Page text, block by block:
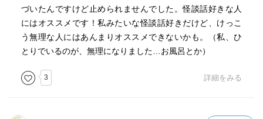
づいたんですけど止められませんでした。怪談話好きな人
にはオススメです！私みたいな怪談話好きだけど、けっこ
う無理な人にはあんまりオススメできないかも。（私、ひ
とりでいるのが、無理になりました…お風呂とか）
3 詳細をみる